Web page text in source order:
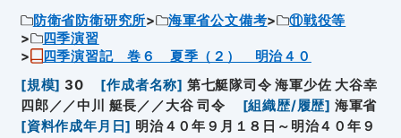
防衛省防衛研究所 海軍省公文備考
⑪戦役等
四季演習
四季演習記 巻６ 夏季（２） 明治４０
[規模] 30 [作成者名称] 第七艇隊司令 海軍少佐 大谷幸
四郎／／中川 艇長／／大谷 司令
[組織歴/履歴] 海軍省
[資料作成年月日] 明治４０年９月１８日～明治４０年９